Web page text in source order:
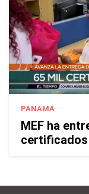
PANAMÁ
MEF ha
certificados